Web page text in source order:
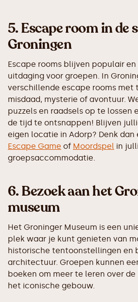
5.Escape room in de
Groningen
Escape rooms blijven populair
uitdaging voor groepen. In
verschillende escape rooms met
misdaad, mysterie of avontuur.
puzzels en raadsels op te lossen
de tijd te ontsnappen! Blijven
eigen locatie in Adorp? Denk dan
Escape Game of Moordspel in
groepsaccommodatie.
6.Bezoek aan het
museum
Het Groninger Museum is een
plek waar je kunt genieten van
historische tentoonstellingen en
architectuur. Groepen kunnen
boeken om meer te leren over
het iconische gebouw.